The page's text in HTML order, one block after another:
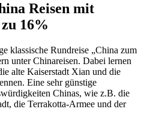
Reisen mit
16%
klassische Rundreise „China zum
unter Chinareisen. Dabei lernen
alte Kaiserstadt Xian und die
Eine sehr günstige
Chinas, wie z.B. die
die Terrakotta-Armee und der